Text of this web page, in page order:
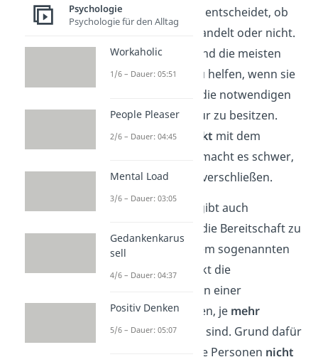
Person befindet, entscheidet, ob
sie altruistisch handelt oder nicht.
Beispielsweise sind die meisten
eher motiviert zu helfen, wenn sie
überzeugt sind, die notwendigen
Fähigkeitendafür zu besitzen.
AuchBlickkontakt mit dem
Hilfesuchenden macht es schwer,
sich der Bitte zu verschließen.
Schon gewusst?
Es gibt auch
Momente, in denen die Bereitschaft zu
helfen, sinkt. Laut dem sogenannten
Zuschauereffekt
sinkt die
Wahrscheinlichkeit, in einer
Notsituation zu helfen, je mehr
Personen anwesend
sind. Grund dafür
ist, dass sich einzelne Personen nicht
Psychologie
Psychologie für den Alltag
Workaholic
1/6 – Dauer: 05:51
People Pleaser
2/6 – Dauer: 04:45
Mental Load
3/6 – Dauer: 03:05
Gedankenkarus
sell
4/6 – Dauer: 04:37
Positiv Denken
5/6 – Dauer: 05:07